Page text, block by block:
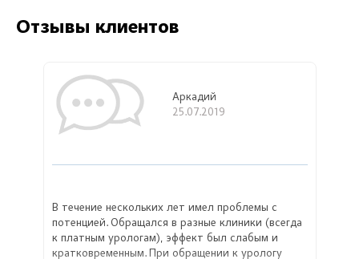
Отзывы клиентов
Аркадий
25.07.2019
В течение нескольких лет имел проблемы с
потенцией. Обращался в разные клиники (всегда
к платным урологам), эффект был слабым и
кратковременным. При обращении к урологу